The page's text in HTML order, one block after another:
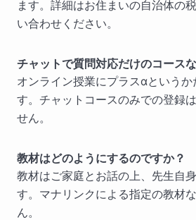
ます。詳細はお住まいの自治体の
い合わせください。
チャットで質問対応だけのコース
オンライン授業にプラスαという
す。チャットコースのみでの登録
せん。
教材はどのようにするのですか？
教材はご家庭とお話の上、先生自
す。マナリンクによる指定の教材
ん。